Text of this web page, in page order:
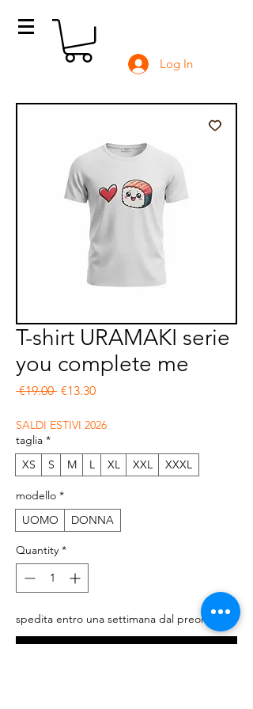
Log In
T-shirt URAMAKI serie
you complete me
€19.00 Regular Price
€13.30Sale Price
SALDI ESTIVI 2026
taglia *
XS
S M L XL XXL XXXL
modello *
UOMO
DONNA
Quantity *
spedita entro una settimana dal preordine